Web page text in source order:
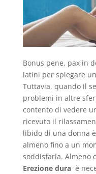
Bonus pene, pax in
latini per spiegare
Tuttavia, quando il
problemi in altre
contento di vedere
ricevuto il
libido di una donna
almeno fino a un
soddisfarla. Almeno
Erezione dura è